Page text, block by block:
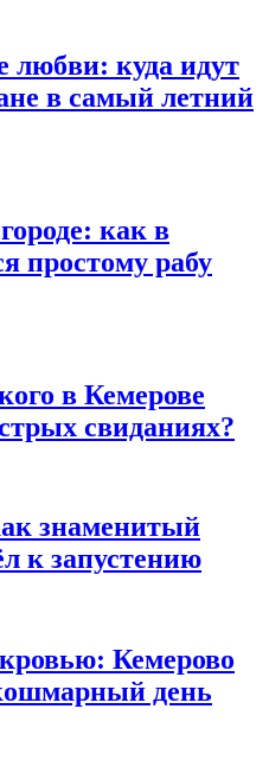
куда идут
в самый летний
как в
простому рабу
в Кемерове
свиданиях?
знаменитый
к запустению
Кемерово
день